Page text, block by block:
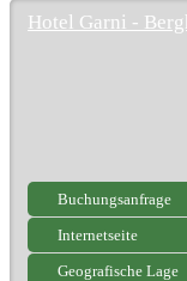
Hotel Garni -
Buchungsanfrage
Internetseite
Geografische Lage